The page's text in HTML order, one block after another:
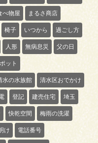
べ物屋 まるさ商店
椅子 いつから 過ごし方
人形 無病息災 父の日
ット
水の水族館 清水区おでかけ
登記 建売住宅 埼玉
快乾空間 梅雨の洗濯
け 電話番号